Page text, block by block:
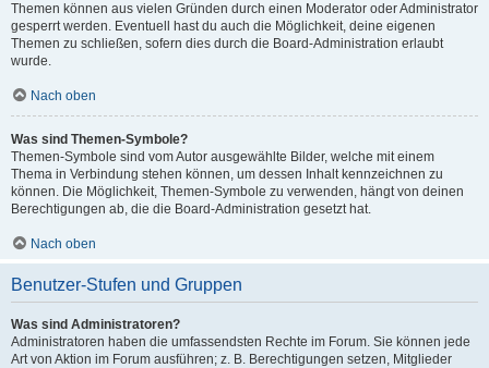
Themen können aus vielen Gründen durch einen Moderator oder Administrator
gesperrt werden. Eventuell hast du auch die Möglichkeit, deine eigenen
Themen zu schließen, sofern dies durch die Board-Administration erlaubt
wurde.
Nach oben
Was sind Themen-Symbole?
Themen-Symbole sind vom Autor ausgewählte Bilder, welche mit einem
Thema in Verbindung stehen können, um dessen Inhalt kennzeichnen zu
können. Die Möglichkeit, Themen-Symbole zu verwenden, hängt von deinen
Berechtigungen ab, die die Board-Administration gesetzt hat.
Nach oben
Benutzer-Stufen und Gruppen
Was sind Administratoren?
Administratoren haben die umfassendsten Rechte im Forum. Sie können jede
Art von Aktion im Forum ausführen; z. B. Berechtigungen setzen, Mitglieder